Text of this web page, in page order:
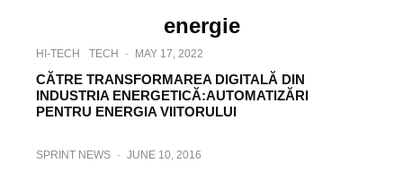
energie
HI-TECH TECH · MAY 17, 2022
CĂTRE TRANSFORMAREA DIGITALĂ DIN
INDUSTRIA ENERGETICĂ:AUTOMATIZĂRI
PENTRU ENERGIA VIITORULUI
SPRINT NEWS · JUNE 10, 2016